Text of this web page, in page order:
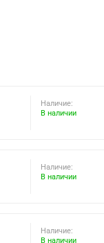
Наличие:
В наличии
Наличие:
В наличии
Наличие:
В наличии